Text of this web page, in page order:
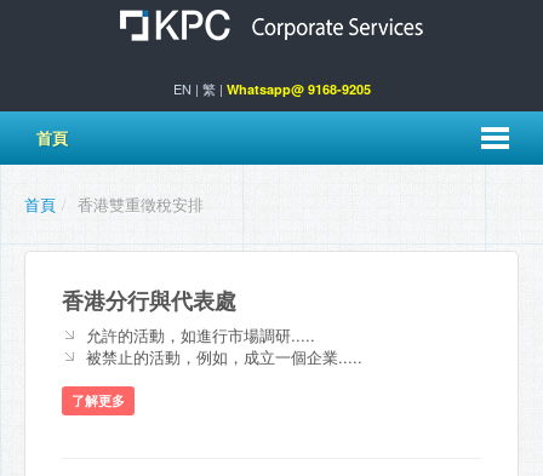
EN | 繁| Whatsapp@ 9168-9205
首頁
首頁 / 香港雙重徵稅安排
香港分行與代表處
允許的活動，如進行市場調研.....
被禁止的活動，例如，成立一個企業.....
了解更多